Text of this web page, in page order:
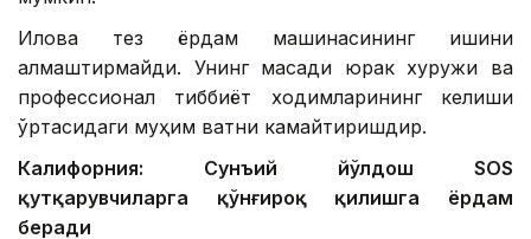
Илова тез ёрдам машинасининг ишини
алмаштирмайди. Унинг мақсади юрак хуружи ва
профессионал тиббиёт ходимларининг келиши
ўртасидаги муҳим вақтни камайтиришдир.
Калифорния: Сунъий йўлдош SOS
қутқарувчиларга қўнғироқ қилишга ёрдам
беради